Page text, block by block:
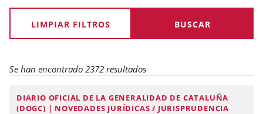
LIMPIAR FILTROS
Se han encontrado 2372 resultados
DIARIO OFICIAL DE LA GENERALIDAD DE CATALUÑA
(DOGC) | NOVEDADES JURÍDICAS / JURISPRUDENCIA